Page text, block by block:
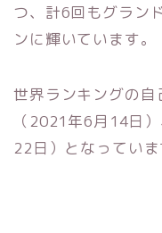
つ、計6回もグラン
ンに輝いています。
世界ランキングの
（2021年6月14日
22日）となっていま